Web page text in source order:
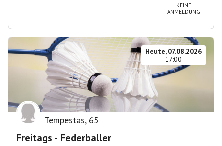
KEINE
ANMELDUNG
Heute, 07.08.2026
17:00
Tempestas, 65
Freitags - Federballer